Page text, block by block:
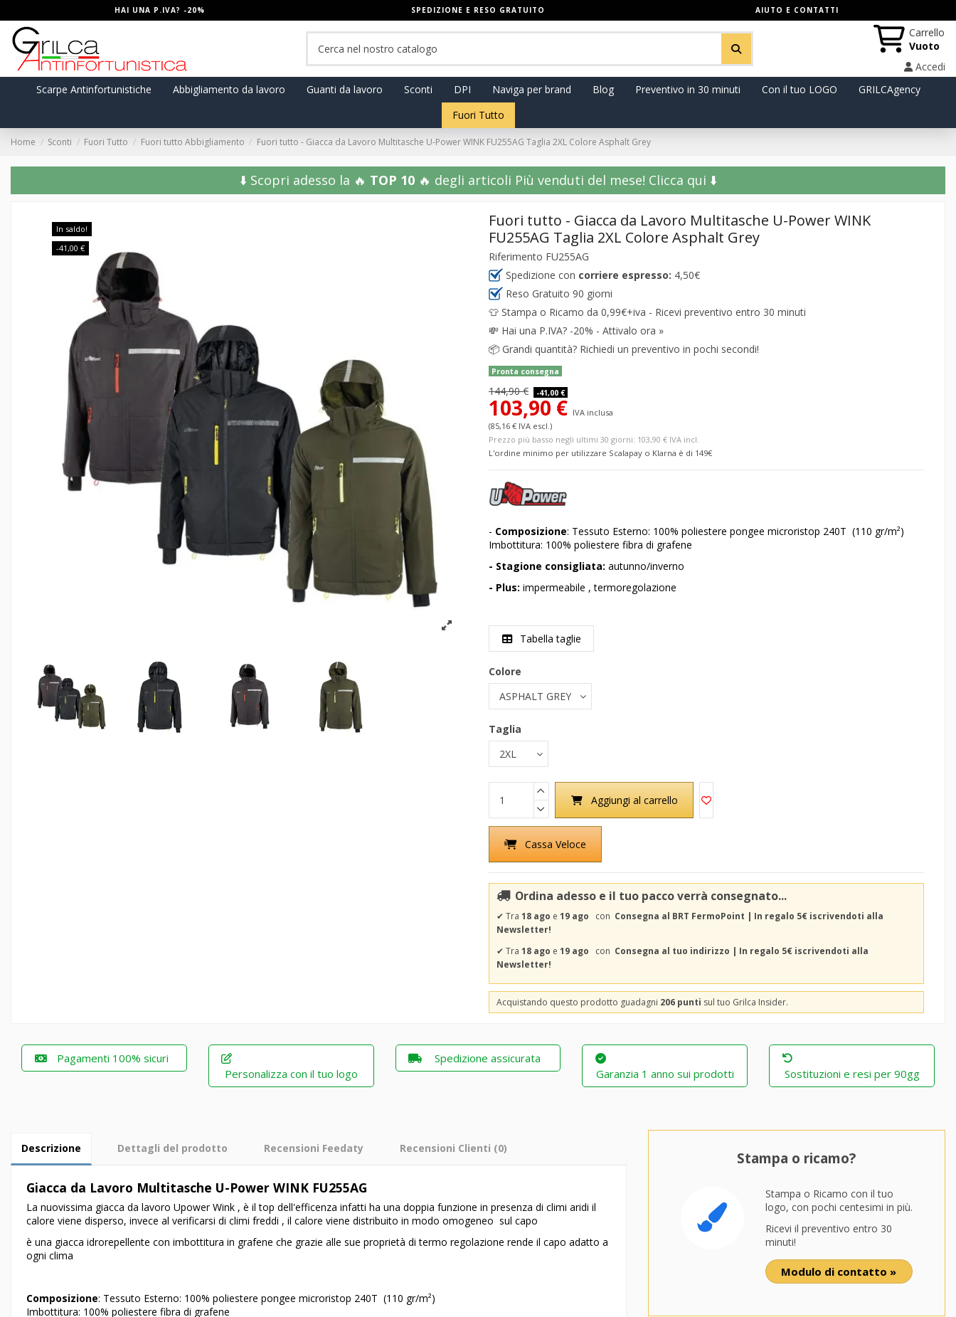
HAI UNA P.IVA? -20% SPEDIZIONE E RESO GRATUITO AIUTO E CONTATTI
Carrello
Vuoto
Accedi
Scarpe Antinfortunistiche
Abbigliamento da lavoro Guanti da lavoro Sconti DPI Naviga per brand Blog Preventivo in 30 minuti Con il tuo LOGO
GRILCAgency
Fuori Tutto
Home Sconti Fuori Tutto Fuori tutto Abbigliamento Fuori tutto - Giacca da Lavoro Multitasche U-Power WINK FU255AG Taglia 2XL Colore Asphalt Grey
⬇️ Scopri adesso la 🔥 TOP 10🔥 degli articoli Più venduti del mese!️ Clicca qui ⬇️
In saldo!
-41,00 €
Fuori tutto - Giacca da Lavoro Multitasche U-Power WINK
FU255AG Taglia 2XL Colore Asphalt Grey
Riferimento FU255AG
Spedizione con corriere espresso: 4,50€
Reso Gratuito 90 giorni
👕 Stampa o Ricamo da 0,99€+iva - Ricevi preventivo entro 30 minuti
💸 Hai una P.IVA? -20% - Attivalo ora »
📦 Grandi quantità? Richiedi un preventivo in pochi secondi!
Pronta consegna
144,90 € -41,00 €
103,90 € IVA inclusa
(85,16 € IVA escl.)
Prezzo più basso negli ultimi 30 giorni: 103,90 € IVA incl.
L'ordine minimo per utilizzare Scalapay o Klarna è di 149€
- Composizione: Tessuto Esterno: 100% poliestere pongee microristop 240T (110 gr/m²)
Imbottitura: 100% poliestere fibra di grafene
- Stagione consigliata: autunno/inverno
- Plus: impermeabile , termoregolazione
Tabella taglie
Colore
Taglia
Aggiungi al carrello
Cassa Veloce
Ordina adesso e il tuo pacco verrà consegnato...
✔ Tra 18 ago e 19 ago con Consegna al BRT FermoPoint | In regalo 5€ iscrivendoti alla
Newsletter!
✔ Tra 18 ago e 19 ago con Consegna al tuo indirizzo | In regalo 5€ iscrivendoti alla
Newsletter!
Acquistando questo prodotto guadagni 206 punti sul tuo Grilca Insider.
Pagamenti 100% sicuri
Personalizza con il tuo logo
Spedizione assicurata
Garanzia 1 anno sui prodotti
Sostituzioni e resi per 90gg
Descrizione Dettagli del prodotto Recensioni Feedaty Recensioni Clienti (0)
Giacca da Lavoro Multitasche U-Power WINK FU255AG
La nuovissima giacca da lavoro Upower Wink , è il top dell'efficenza infatti ha una doppia funzione in presenza di climi aridi il
calore viene disperso, invece al verificarsi di climi freddi , il calore viene distribuito in modo omogeneo sul capo
è una giacca idrorepellente con imbottitura in grafene che grazie alle sue proprietà di termo regolazione rende il capo adatto a
ogni clima
Composizione: Tessuto Esterno: 100% poliestere pongee microristop 240T (110 gr/m²)
Imbottitura: 100% poliestere fibra di grafene
Stampa o ricamo?
Stampa o Ricamo con il tuo
logo, con pochi centesimi in più.
Ricevi il preventivo entro 30
minuti!
Modulo di contatto »